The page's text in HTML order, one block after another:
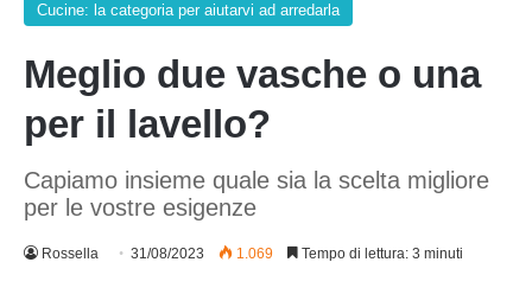
Cucine: la categoria per aiutarvi ad arredarla
Meglio due vasche o una
per il lavello?
Capiamo insieme quale sia la scelta migliore
per le vostre esigenze
Rossella 31/08/2023 1.069 Tempo di lettura: 3 minuti